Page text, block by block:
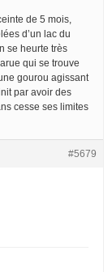
de 5 mois,
d’un lac du
se heurte très
qui se trouve
gourou agissant
par avoir des
cesse ses limites
#5679